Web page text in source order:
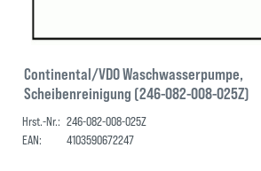
Continental/VDO Waschwasserpumpe,
Scheibenreinigung (246-082-008-025Z)
Hrst.-Nr.: 246-082-008-025Z
EAN:
4103590672247